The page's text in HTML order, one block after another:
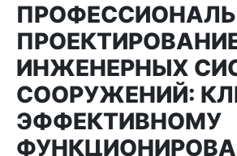
ИНЖЕНЕРНЫХ
СООРУЖЕНИЙ:
ЭФФЕКТИВНОМУ